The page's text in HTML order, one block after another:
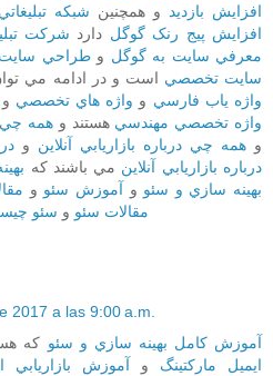
افزايش بازديد و همچنين شبکه تبليغاتي
افزايش پيج رنک گوگل دارد شرکت
معرفي سايت به گوگل وطراحي
سايت تخصصي است و در ادامه مي
واژه ياب فارسي و واژه هاي تخصصي و
واژه تخصصي مهندسي هستند و همه چي
و همه چي درباره بازاريابي آنلاين و
درباره بازاريابي آنلاين مي باشند که
بهينه سازي و سئو و آموزش سئو و
مقالات سئو و سئو
2017 a las 9:00 a.m.
آموزش کامل بهينه سازي و سئو که
ايميل مارکتينگ و آموزش بازاريابي